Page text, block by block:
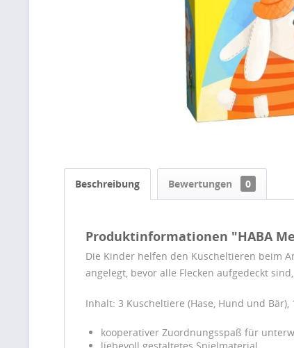
Beschreibung Bewertungen 0
Produktinformationen "HABA
Die Kinder helfen den Kuscheltieren beim
angelegt, bevor alle Flecken aufgedeckt
Inhalt: 3 Kuscheltiere (Hase, Hund und
kooperativer Zuordnungsspaß für